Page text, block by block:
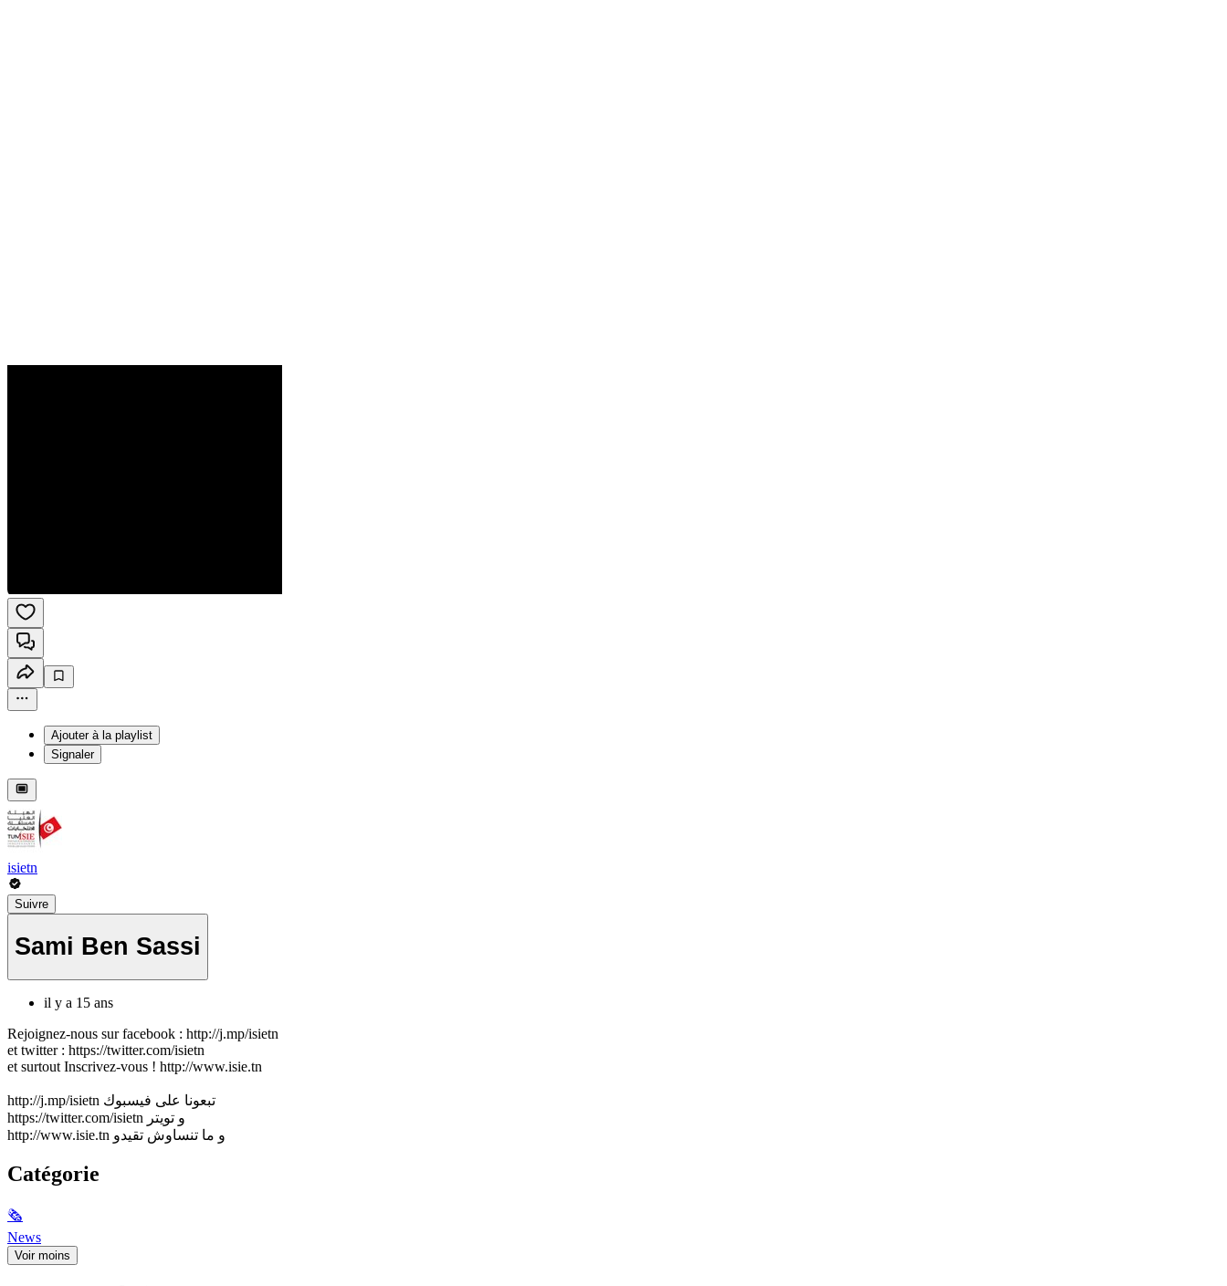
Ajouter à la playlist
Signaler
isietn
Suivre
Sami Ben Sassi
il y a 15 ans
Rejoignez-nous sur facebook : http://j.mp/isietn
et twitter : https://twitter.com/isietn
et surtout Inscrivez-vous ! http://www.isie.tn
http://j.mp/isietn تبعونا على فيسبوك
https://twitter.com/isietn و تويتر
http://www.isie.tn و ما تنساوش تقيدو
Catégorie
🗞
News
Voir moins